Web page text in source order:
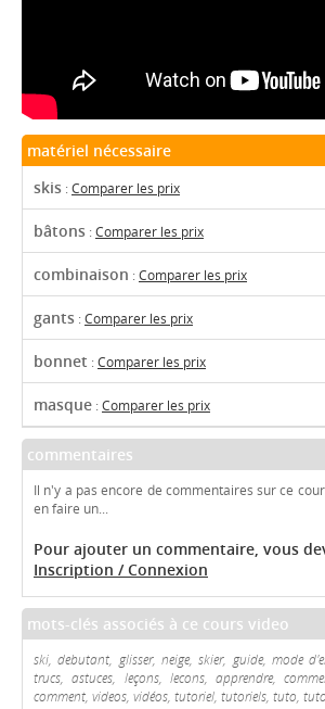
matériel nécessaire
skis :Comparer les prix
bâtons :Comparer les prix
combinaison :Comparer les prix
gants :Comparer les prix
bonnet :Comparer les prix
masque :Comparer les prix
commentaires
Il n'y a pas encore de commentaires sur ce
en faire un...
Pour ajouter un commentaire, vous
Inscription / Connexion
mots-clés associés à ce cours video
ski, debutant, glisser, neige, skier, guide, mode
trucs, astuces, leçons, lecons, apprendre,
comment, videos, vidéos, tutoriel, tutoriels, tuto,